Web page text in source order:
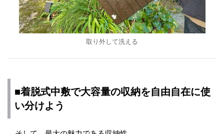
取り外して洗える
■着脱式中敷で大容量の収納を自由自在に使
い分けよう